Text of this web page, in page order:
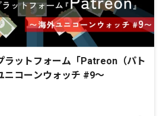
ラットフォーム「Patreon（パト
ニコーンウォッチ #9〜